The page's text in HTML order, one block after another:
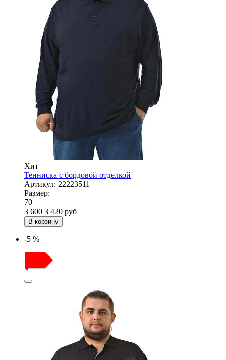
Хит
Тенниска с бордовой отделкой
Артикул: 22223511
Размер:
70
3 600 3 420 руб
В корзину
-5 %